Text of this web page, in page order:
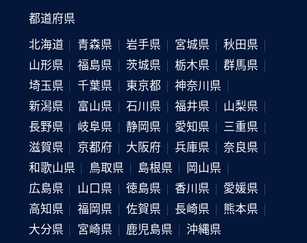
都道府県
北海道
青森県 岩手県 宮城県
秋田県
山形県
福島県 茨城県 栃木県
群馬県
埼玉県
千葉県 東京都
神奈川県
新潟県
富山県 石川県 福井県
山梨県
長野県
岐阜県 静岡県 愛知県
三重県
滋賀県
京都府 大阪府 兵庫県
奈良県
和歌山県
鳥取県 島根県
岡山県
広島県
山口県 徳島県 香川県
愛媛県
高知県
福岡県 佐賀県 長崎県
熊本県
大分県
宮崎県 鹿児島県 沖縄県